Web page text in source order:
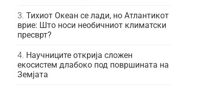
Тихиот Океан се лади, но Атлантикот
врие: Што носи необичниот климатски
пресврт?
Научниците открија сложен
екосистем длабоко под површината на
Земјата